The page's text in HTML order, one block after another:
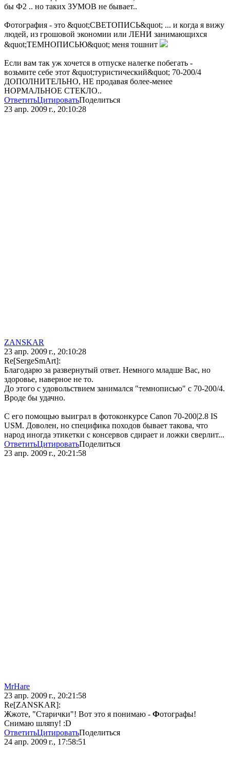
бы Ф2 .. но таких ЗУМОВ не бывает..
Фотография - это &quot;СВЕТОПИСЬ&quot; ... и когда я вижу
людей, из грошовой экономии или ЛЕНИ занимающихся
&quot;ТЕМНОПИСЬЮ&quot; меня тошнит
Если вам так уж хочется в отпуске налегке побегать -
возьмите себе этот &quot;туристический&quot; 70-200/4
ДОПОЛНИТЕЛЬНО, НЕ продавая более-менее
НОРМАЛЬНОЕ СТЕКЛО..
ОтветитьЦитироватьПоделиться
23 апр. 2009 г., 20:10:28
ZANSKAR
23 апр. 2009 г., 20:10:28
Re[SergeSmArt]:
Благодарю за развернутый ответ. Немного младше Вас, но
здоровье, наверное не то.
До этого с удовольствием занимался "темнописью" с 70-200/4.
Вроде бы удачно.
С его помощью выиграл в фотоконкурсе Canon 70-200|2.8 IS
USM. Доволен, но специфика походов бывает такова, что
народ иногда этикетки с консервов сдирает и ложки сверлит...
ОтветитьЦитироватьПоделиться
23 апр. 2009 г., 20:21:58
MrHare
23 апр. 2009 г., 20:21:58
Re[ZANSKAR]:
Жжоте, "Старички"! Вот это я понимаю - Фотографы!
Снимаю шляпу! :D
ОтветитьЦитироватьПоделиться
24 апр. 2009 г., 17:58:51